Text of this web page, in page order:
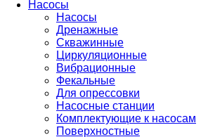
Насосы
Насосы
Дренажные
Скважинные
Циркуляционные
Вибрационные
Фекальные
Для опрессовки
Насосные станции
Комплектующие к насосам
Поверхностные